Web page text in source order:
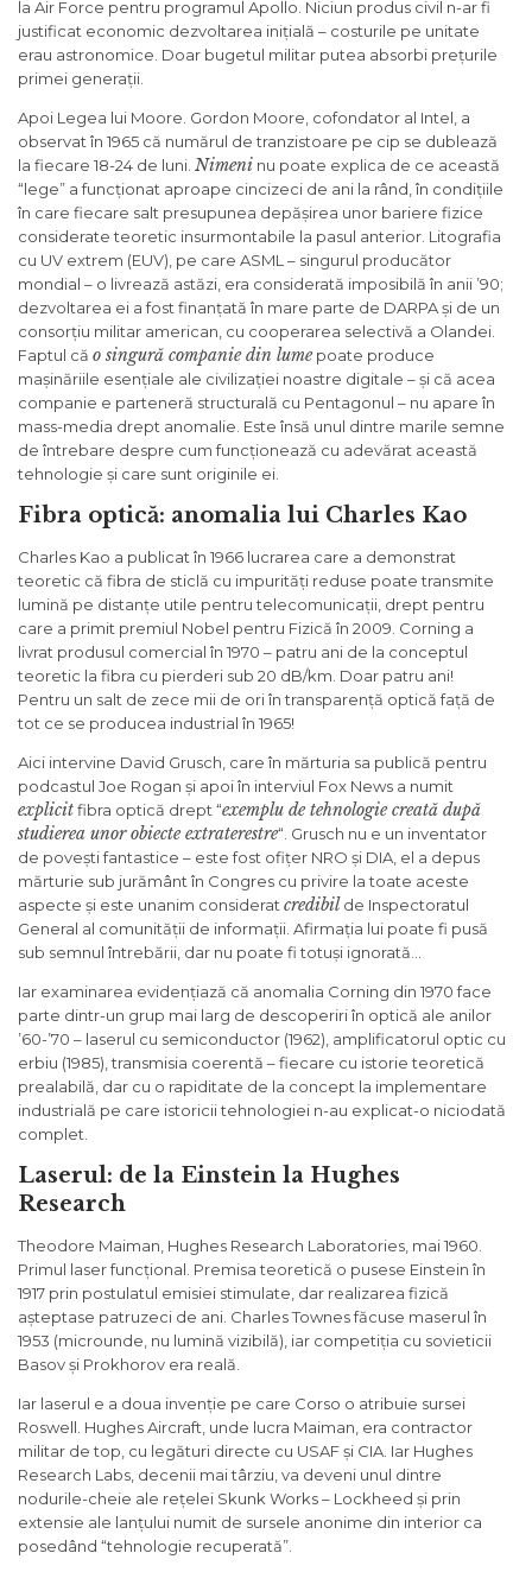
la Air Force pentru programul Apollo. Niciun produs civil n-ar fi
justificat economic dezvoltarea inițială – costurile pe unitate
erau astronomice. Doar bugetul militar putea absorbi prețurile
primei generații.
Apoi Legea lui Moore. Gordon Moore, cofondator al Intel, a
observat în 1965 că numărul de tranzistoare pe cip se dublează
la fiecare 18-24 de luni. Nimeni nu poate explica de ce această
“lege” a funcționat aproape cincizeci de ani la rând, în condițiile
în care fiecare salt presupunea depășirea unor bariere fizice
considerate teoretic insurmontabile la pasul anterior. Litografia
cu UV extrem (EUV), pe care ASML – singurul producător
mondial – o livrează astăzi, era considerată imposibilă în anii ’90;
dezvoltarea ei a fost finanțată în mare parte de DARPA și de un
consorțiu militar american, cu cooperarea selectivă a Olandei.
Faptul că o singură companie din lumepoate produce
mașinăriile esențiale ale civilizației noastre digitale – și că acea
companie e parteneră structurală cu Pentagonul – nu apare în
mass-media drept anomalie. Este însă unul dintre marile semne
de întrebare despre cum funcționează cu adevărat această
tehnologie și care sunt originile ei.
Fibra optică: anomalia lui Charles Kao
Charles Kao a publicat în 1966 lucrarea care a demonstrat
teoretic că fibra de sticlă cu impurități reduse poate transmite
lumină pe distanțe utile pentru telecomunicații, drept pentru
care a primit premiul Nobel pentru Fizică în 2009. Corning a
livrat produsul comercial în 1970 – patru ani de la conceptul
teoretic la fibra cu pierderi sub 20 dB/km. Doar patru ani!
Pentru un salt de zece mii de ori în transparență optică față de
tot ce se producea industrial în 1965!
Aici intervine David Grusch, care în mărturia sa publică pentru
podcastul Joe Rogan și apoi în interviul Fox News a numit
explicitfibra optică drept “exemplu de tehnologie creată după
studierea unor obiecte extraterestre“. Grusch nu e un inventator
de povești fantastice – este fost ofițer NRO și DIA, el a depus
mărturie sub jurământ în Congres cu privire la toate aceste
aspecte și este unanim considerat credibil de Inspectoratul
General al comunității de informații. Afirmația lui poate fi pusă
sub semnul întrebării, dar nu poate fi totuși ignorată…
Iar examinarea evidențiază că anomalia Corning din 1970 face
parte dintr-un grup mai larg de descoperiri în optică ale anilor
’60-’70 – laserul cu semiconductor (1962), amplificatorul optic cu
erbiu (1985), transmisia coerentă – fiecare cu istorie teoretică
prealabilă, dar cu o rapiditate de la concept la implementare
industrială pe care istoricii tehnologiei n-au explicat-o niciodată
complet.
Laserul: de la Einstein la Hughes
Research
Theodore Maiman, Hughes Research Laboratories, mai 1960.
Primul laser funcțional. Premisa teoretică o pusese Einstein în
1917 prin postulatul emisiei stimulate, dar realizarea fizică
așteptase patruzeci de ani. Charles Townes făcuse maserul în
1953 (microunde, nu lumină vizibilă), iar competiția cu sovieticii
Basov și Prokhorov era reală.
Iar laserul e a doua invenție pe care Corso o atribuie sursei
Roswell. Hughes Aircraft, unde lucra Maiman, era contractor
militar de top, cu legături directe cu USAF și CIA. Iar Hughes
Research Labs, decenii mai târziu, va deveni unul dintre
nodurile-cheie ale rețelei Skunk Works – Lockheed și prin
extensie ale lanțului numit de sursele anonime din interior ca
posedând “tehnologie recuperată”.